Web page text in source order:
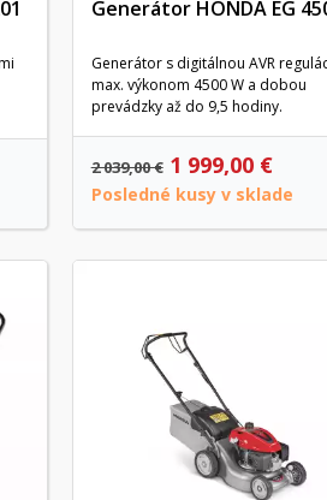
Generátor HONDA EG
Generátor s digitálnou AVR
max. výkonom 4500 W a dobou
prevádzky až do 9,5 hodiny.
2 039,00 € 1 999,00 €
Posledné kusy v sklade